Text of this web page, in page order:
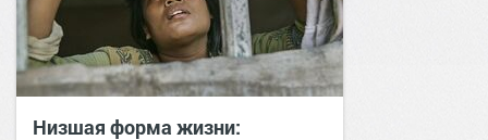
Низшая форма жизни: